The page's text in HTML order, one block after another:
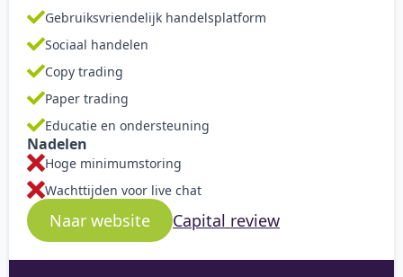
Gebruiksvriendelijk handelsplatform
Sociaal handelen
Copy trading
Paper trading
Educatie en ondersteuning
Nadelen
Hoge minimumstoring
Wachttijden voor live chat
Naar website Capital review